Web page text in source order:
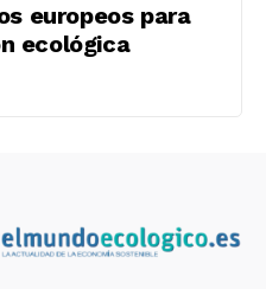
europeos para
ecológica